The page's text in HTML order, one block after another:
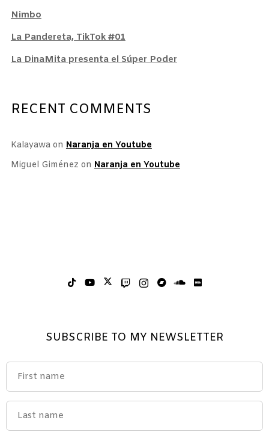
Nimbo
La Pandereta, TikTok #01
La DinaMita presenta el Súper Poder
RECENT COMMENTS
Kalayawaon Naranja en Youtube
Miguel Giménez on Naranja en Youtube
SUBSCRIBE TO MY NEWSLETTER